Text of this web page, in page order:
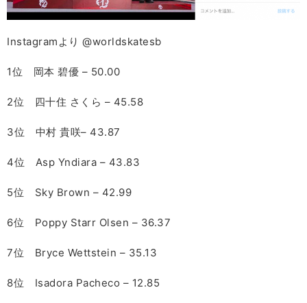
Instagramより @worldskatesb
1位 岡本 碧優 – 50.00
2位 四十住 さくら – 45.58
3位 中村 貴咲– 43.87
4位 Asp Yndiara – 43.83
5位 Sky Brown – 42.99
6位 Poppy Starr Olsen – 36.37
7位 Bryce Wettstein – 35.13
8位 Isadora Pacheco – 12.85